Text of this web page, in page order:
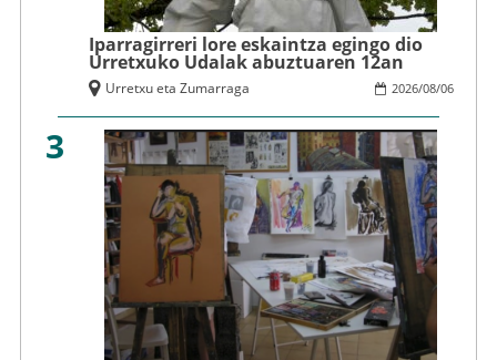
Iparragirreri lore eskaintza egingo dio
Urretxuko Udalak abuztuaren 12an
2026/08/06
Urretxu eta Zumarraga
3